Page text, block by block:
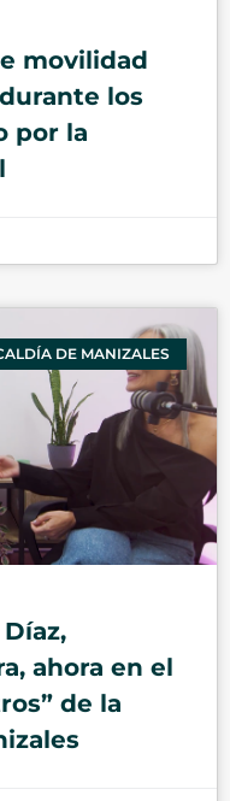
movilidad
los
por la
DE MANIZALES
ahora en el
de la